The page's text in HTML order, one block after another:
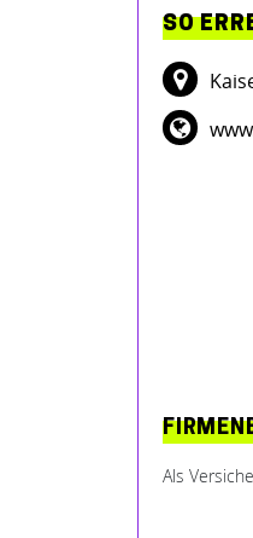
SO
Als